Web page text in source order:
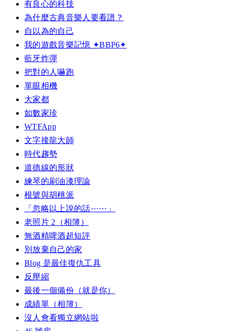
有良心的科技
為什麼古典音樂人要看譜？
自以為的自己
我的遊戲音樂記憶 ✦BBP6✦
藍牙炸彈
把對的人嚇跑
單眼相機
大家都
如數家珍
WTFApp
文字接龍大師
時代趨勢
道德線的形狀
練琴的刷油漆理論
根號與胡桃派
「忽略以上說的話⋯⋯」
老照片 2（相簿）
無酒精啤酒超短評
別放棄自己的家
Blog 是最佳復仇工具
反壓縮
最後一個備份（就是你）
成績單（相簿）
沒人會看獨立網站啦